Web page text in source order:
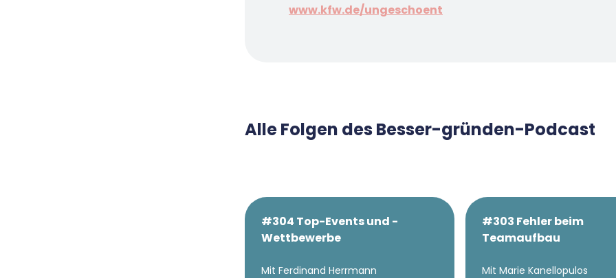
www.kfw.de/ungeschoent
Alle Folgen des Besser-gründen-Podcast
#304 Top-Events und -
Wettbewerbe
Mit Ferdinand Herrmann
#303 Fehler beim
Teamaufbau
Mit Marie Kanellopulos